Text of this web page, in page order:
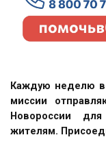
Каждую неделю
миссии
Новороссии
жителям.